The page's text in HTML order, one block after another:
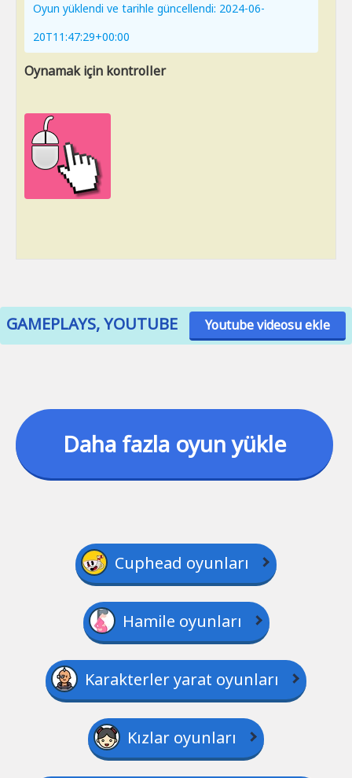
Oyun yüklendi ve tarihle güncellendi: 2024-06-
20T11:47:29+00:00
Oynamak için kontroller
GAMEPLAYS, YOUTUBE Youtube videosu ekle
Daha fazla oyun yükle
Cuphead oyunları
Hamile oyunları
Karakterler yarat oyunları
Kızlar oyunları